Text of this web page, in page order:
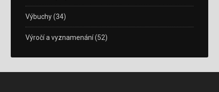
Výbuchy(34)
Výročí a vyznamenání(52)